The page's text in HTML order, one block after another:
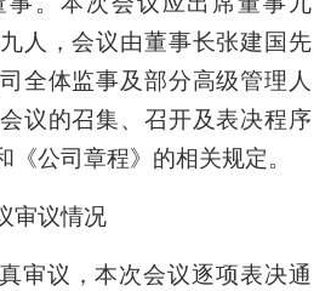
人，会议由董事长张建国先
全体监事及部分高级管理人
议的召集、召开及表决程序
公司章程》的相关规定。
审议情况
审议，本次会议逐项表决通